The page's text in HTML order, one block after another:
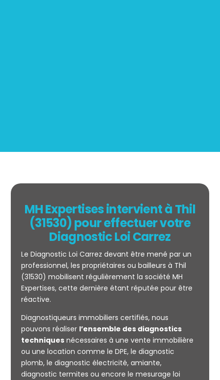
Mesurage
CARREZ
MH Expertises intervient à Thil
(31530) pour effectuer votre
Diagnostic Loi Carrez
Le Diagnostic Loi Carrez devant être mené par un
professionnel, les propriétaires ou bailleurs à Thil
(31530) mobilisent régulièrement la société MH
Expertises, cette dernière étant réputée pour être
réactive.
Diagnostiqueurs immobiliers certifiés, nous
pouvons réaliser l’ensemble des diagnostics
techniquesnécessaires à une vente immobilière
ou une location comme le DPE, le diagnostic
plomb, le diagnostic électricité, amiante,
diagnostic termites ou encore le mesurage loi